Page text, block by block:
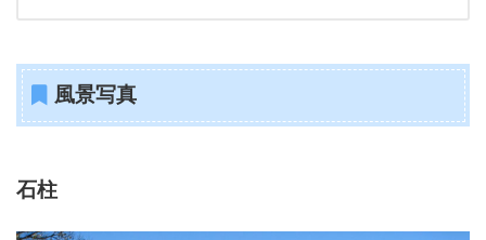
風景写真
石柱